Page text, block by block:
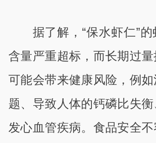
据了解，“保水虾仁”
含量严重超标，而长期过
可能会带来健康风险，例
题、导致人体的钙磷比失衡
发心血管疾病。食品安全